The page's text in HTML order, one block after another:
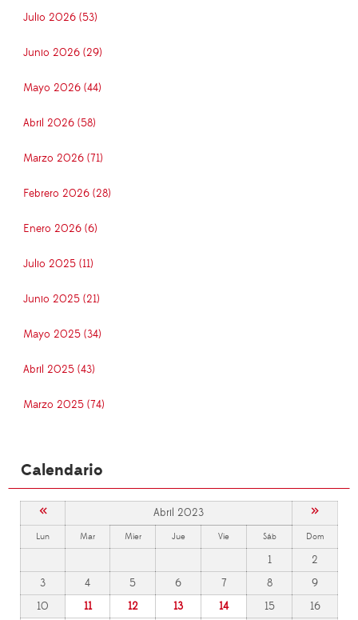
Julio 2026 (53)
Junio 2026 (29)
Mayo 2026 (44)
Abril 2026 (58)
Marzo 2026 (71)
Febrero 2026 (28)
Enero 2026 (6)
Julio 2025 (11)
Junio 2025 (21)
Mayo 2025 (34)
Abril 2025 (43)
Marzo 2025 (74)
Calendario
« Abril 2023 »
Lun Mar Mier Jue Vie Sáb Dom
1
2
3
4 5 6 7 8
9
10
11 12 13 14 15
16